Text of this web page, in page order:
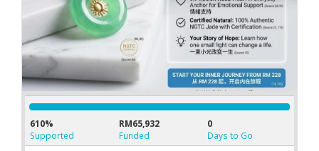
610%
Supported
RM65,932
Funded
0
Days to Go